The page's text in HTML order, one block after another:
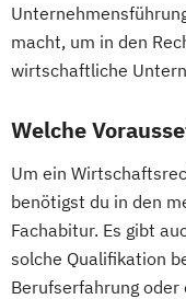
macht, um in den
wirtschaftliche
Welche
Um ein
benötigst du in den
Fachabitur. Es gibt
solche Qualifikation
Berufserfahrung oder